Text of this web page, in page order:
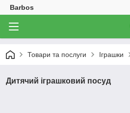
Barbos
Товари та послуги Іграшки
Дитячий іграшковий посуд